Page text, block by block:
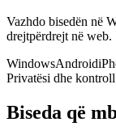
Vazhdo bisedën në
drejtpërdrejt në web.
WindowsAndroid
Privatësi dhe kontroll
Biseda që